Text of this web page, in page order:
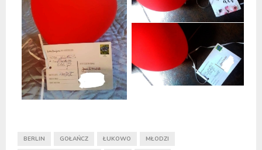
BERLIN GOŁAŃCZ ŁUKOWO MŁODZI